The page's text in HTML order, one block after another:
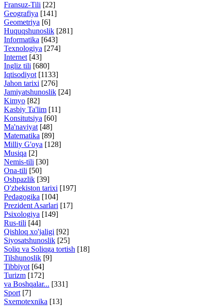
Fransuz-Tili [22]
Geografiya [141]
Geometriya [6]
Huquqshunoslik [281]
Informatika [643]
Texnologiya [274]
Internet [43]
Ingliz tili [680]
Iqtisodiyot [1133]
Jahon tarixi [276]
Jamiyatshunoslik [24]
Kimyo [82]
Kasbiy Ta'lim [11]
Konsitutsiya [60]
Ma'naviyat [48]
Matematika [89]
Milliy G'oya [128]
Musiqa [2]
Nemis-tili [30]
Ona-tili [50]
Oshpazlik [39]
O'zbekiston tarixi [197]
Pedagogika [104]
Prezident Asarlari [17]
Psixologiya [149]
Rus-tili [44]
Qishloq xo'jaligi [92]
Siyosatshunoslik [25]
Soliq va Soliqga tortish [18]
Tilshunoslik [9]
Tibbiyot [64]
Turizm [172]
va Boshqalar... [331]
Sport [7]
Sxemotexnika [13]